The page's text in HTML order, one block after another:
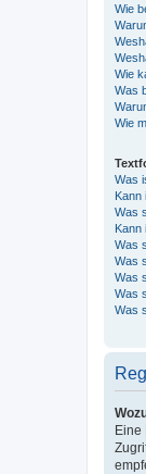
Wie
Wie
Was
Wie
Was
Kann
Was
Kann
Was
Was
Was
Was
Was
Eine